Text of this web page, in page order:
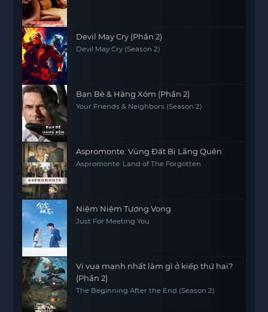
Devil May Cry (Phần 2)
Devil May Cry (Season 2)
Bạn Bè & Hàng Xóm (Phần 2)
Your Friends & Neighbors (Season 2)
Aspromonte: Vùng Đất Bị Lãng Quên
Aspromonte: Land of The Forgotten
Niệm Niệm Tương Vong
Just For Meeting You
Vị vua mạnh nhất làm gì ở kiếp thứ hai?
(Phần 2)
The Beginning After the End (Season 2)